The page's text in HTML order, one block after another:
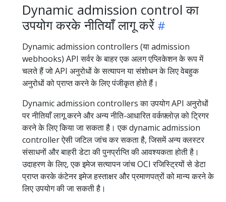
Dynamic admission control का
उपयोग करके नीतियाँ लागू करें
Dynamic admission controllers (या admission
webhooks) API सर्वर के बाहर एक अलग एप्लिकेशन के रूप में
चलते हैं जो API अनुरोधों के सत्यापन या संशोधन के लिए वेबहुक
अनुरोधों को प्राप्त करने के लिए पंजीकृत होते हैं।
Dynamic admission controllers का उपयोग API अनुरोधों
पर नीतियाँ लागू करने और अन्य नीति-आधारित वर्कफ़्लोज़ को ट्रिगर
करने के लिए किया जा सकता है। एक dynamic admission
controller ऐसी जटिल जांच कर सकता है, जिसमें अन्य क्लस्टर
संसाधनों और बाहरी डेटा की पुनर्प्राप्ति की आवश्यकता होती है।
उदाहरण के लिए, एक इमेज सत्यापन जांच OCI रजिस्ट्रियों से डेटा
प्राप्त करके कंटेनर इमेज हस्ताक्षर और प्रमाणपत्रों को मान्य करने के
लिए उपयोग की जा सकती है।